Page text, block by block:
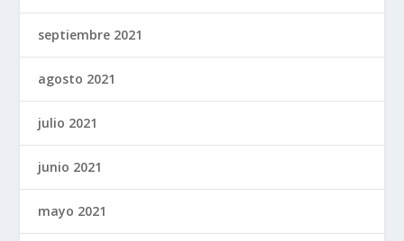
septiembre 2021
agosto 2021
julio 2021
junio 2021
mayo 2021